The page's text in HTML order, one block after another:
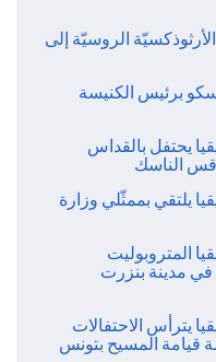
الروسيّة إلى
برئيس الكنيسة
يحتفل بالقداس
الناسك
يلتقي بممثّلي وزارة
المتروبوليت
مدينة بنزرت
يترأس الاحتفالات
قيامة المسيح بتونس